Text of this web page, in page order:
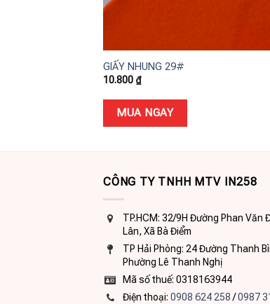
GIẤY NHUNG 29#
10.800 ₫
MUA NGAY
CÔNG TY TNHH MTV IN258
TP.HCM: 32/9H Đường Phan Văn
Lân, Xã Bà Điểm
TP Hải Phòng: 24 Đường Thanh
Phường Lê Thanh Nghị
Mã số thuế: 0318163944
Điện thoại: 0908 624 258 /0987